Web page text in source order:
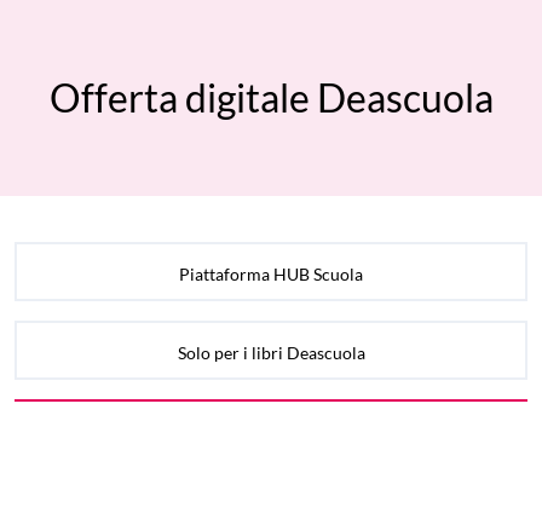
Offerta digitale Deascuola
Piattaforma HUB Scuola
Solo per i libri Deascuola